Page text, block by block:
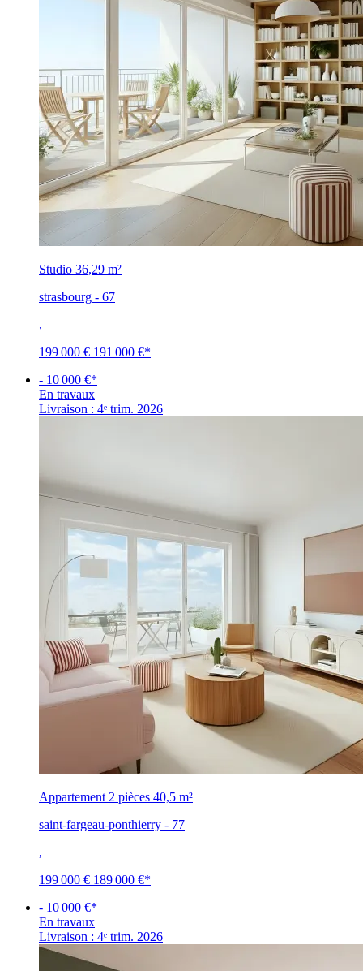
Studio 36,29 m²
strasbourg - 67
,
199 000 € 191 000 €*
- 10 000 €*
En travaux
Livraison : 4ᵉ trim. 2026
Appartement 2 pièces 40,5 m²
saint-fargeau-ponthierry - 77
,
199 000 € 189 000 €*
- 10 000 €*
En travaux
Livraison : 4ᵉ trim. 2026